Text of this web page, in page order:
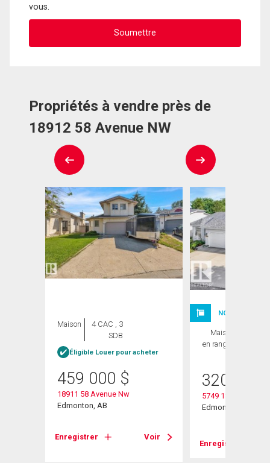
vous.
Propriétés à vendre près de
18912 58 Avenue NW
Maison
4 CAC , 3
SDB
Éligible Louer pour acheter
459 000 $
18911 58 Avenue Nw
Edmonton, AB
Enregistrer Voir
NOUVELLE
Maison
en rangée
320 000
5749 189 Street Nw
Edmonton, AB
Enregistrer